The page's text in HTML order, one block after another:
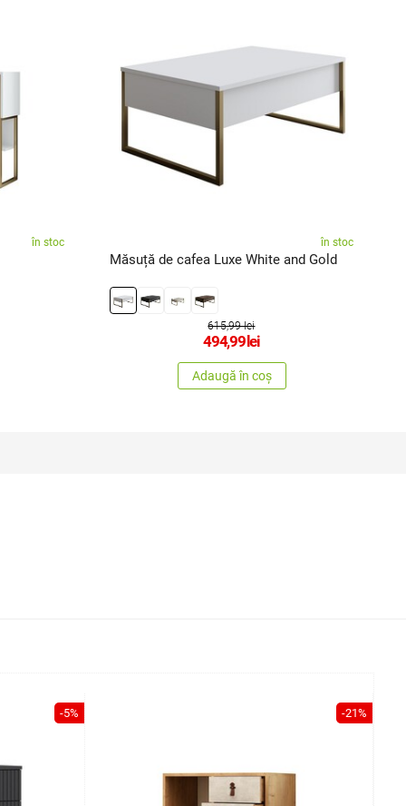
în stoc în stoc
Măsuță de cafea Luxe White and Gold
615,99 lei
494,99lei
Adaugă în coș
-5% -21%